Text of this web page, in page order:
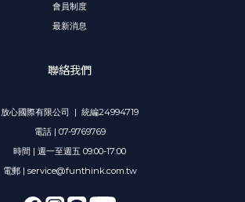
會員制度
最新消息
聯絡我們
放心國際有限公司 | 統編24994719
電話 | 07-9769769
時間 | 週一至週五 09:00-17:00
電郵 | service@funthink.com.tw